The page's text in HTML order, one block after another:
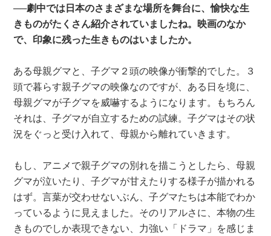
──劇中では日本のさまざまな場所を舞台に、愉快な生
きものがたくさん紹介されていましたね。映画のなか
で、印象に残った生きものはいましたか。
ある母親グマと、子グマ２頭の映像が衝撃的でした。３
頭で暮らす親子グマの映像なのですが、ある日を境に、
母親グマが子グマを威嚇するようになります。もちろん
それは、子グマが自立するための試練。子グマはその状
況をぐっと受け入れて、母親から離れていきます。
もし、アニメで親子グマの別れを描こうとしたら、母親
グマが泣いたり、子グマが甘えたりする様子が描かれる
はず。言葉が交わせないぶん、子グマたちは本能でわか
っているように見えました。そのリアルさに、本物の生
きものでしか表現できない、力強い「ドラマ」を感じま